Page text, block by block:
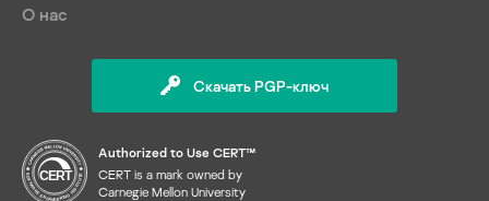
О нас
Скачать PGP-ключ
Authorized to Use CERT™
CERT is a mark owned by
Carnegie Mellon University